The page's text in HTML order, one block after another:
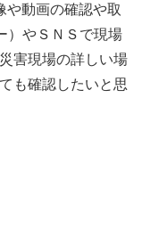
や動画の確認や取
）やＳＮＳで現場
害現場の詳しい場
も確認したいと思